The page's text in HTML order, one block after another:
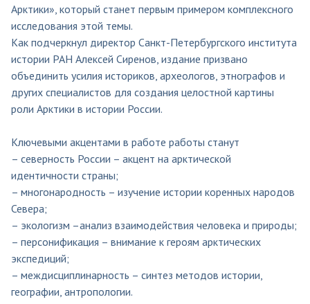
Арктики», который станет первым примером комплексного
исследования этой темы.
Как подчеркнул директор Санкт-Петербургского института
истории РАН Алексей Сиренов, издание призвано
объединить усилия историков, археологов, этнографов и
других специалистов для создания целостной картины
роли Арктики в истории России.
Ключевыми акцентами в работе работы станут
– северность России – акцент на арктической
идентичности страны;
– многонародность – изучение истории коренных народов
Севера;
– экологизм –анализ взаимодействия человека и природы;
– персонификация – внимание к героям арктических
экспедиций;
– междисциплинарность – синтез методов истории,
географии, антропологии.